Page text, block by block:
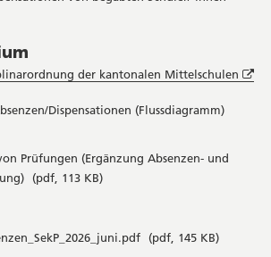
der kantonalen Mittelschulen
Dispensationen (Flussdiagramm)
Prüfungen (Ergänzung Absenzen- und
(pdf, 113 KB)
(pdf, 145 KB)